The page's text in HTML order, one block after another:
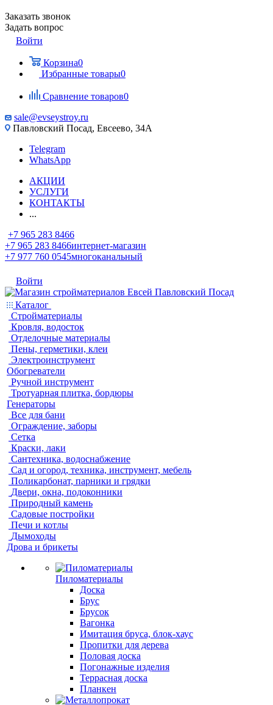
Заказать звонок
Задать вопрос
Войти
Корзина0
Избранные товары0
Сравнение товаров0
sale@evseystroy.ru
Павловский Посад, Евсеево, 34А
Telegram
WhatsApp
АКЦИИ
УСЛУГИ
КОНТАКТЫ
...
+7 965 283 8466
+7 965 283 8466интернет-магазин
+7 977 760 0545многоканальный
Войти
Каталог
Стройматериалы
Кровля, водосток
Отделочные материалы
Пены, герметики, клеи
Электроинструмент
Обогреватели
Ручной инструмент
Тротуарная плитка, бордюры
Генераторы
Все для бани
Ограждение, заборы
Сетка
Краски, лаки
Сантехника, водоснабжение
Сад и огород, техника, инструмент, мебель
Поликарбонат, парники и грядки
Двери, окна, подоконники
Природный камень
Садовые постройки
Печи и котлы
Дымоходы
Дрова и брикеты
Пиломатериалы
Доска
Брус
Брусок
Вагонка
Имитация бруса, блок-хаус
Пропитки для дерева
Половая доска
Погонажные изделия
Террасная доска
Планкен